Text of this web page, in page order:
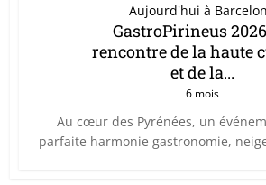
Aujourd'hui à
GastroPirineus
rencontre de la haute
et de la...
6 mois
Au cœur des Pyrénées, un
parfaite harmonie gastronomie,